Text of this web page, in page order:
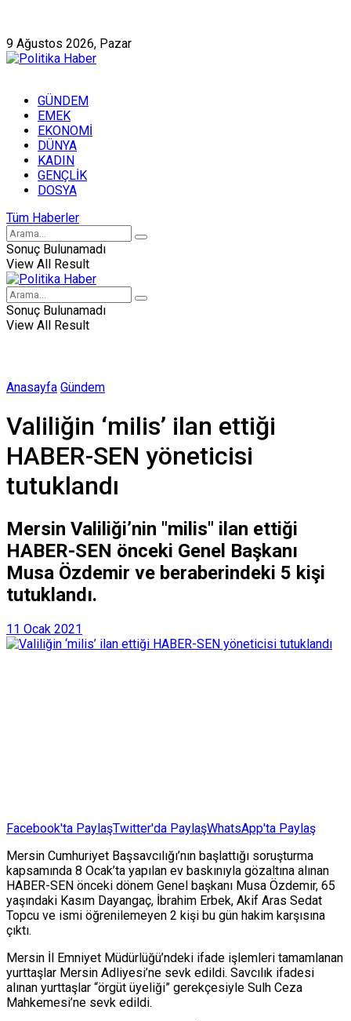
9 Ağustos 2026, Pazar
GÜNDEM
EMEK
EKONOMİ
DÜNYA
KADIN
GENÇLİK
DOSYA
Tüm Haberler
Sonuç Bulunamadı
View All Result
Sonuç Bulunamadı
View All Result
Anasayfa Gündem
Valiliğin ‘milis’ ilan ettiği
HABER-SEN yöneticisi
tutuklandı
Mersin Valiliği’nin "milis" ilan ettiği
HABER-SEN önceki Genel Başkanı
Musa Özdemir ve beraberindeki 5 kişi
tutuklandı.
11 Ocak 2021
Facebook'ta PaylaşTwitter'da PaylaşWhatsApp'ta Paylaş
Mersin Cumhuriyet Başsavcılığı’nın başlattığı soruşturma
kapsamında 8 Ocak’ta yapılan ev baskınıyla gözaltına alınan
HABER-SEN önceki dönem Genel başkanı Musa Özdemir, 65
yaşındaki Kasım Dayangaç, İbrahim Erbek, Akif Aras Sedat
Topcu ve ismi öğrenilemeyen 2 kişi bu gün hakim karşısına
çıktı.
Mersin İl Emniyet Müdürlüğü’ndeki ifade işlemleri tamamlanan
yurttaşlar Mersin Adliyesi’ne sevk edildi. Savcılık ifadesi
alınan yurttaşlar “örgüt üyeliği” gerekçesiyle Sulh Ceza
Mahkemesi’ne sevk edildi.